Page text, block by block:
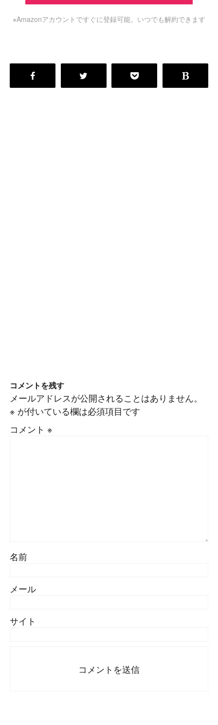
※Amazonアカウントですぐに登録可能。いつでも解約できます
コメントを残す
メールアドレスが公開されることはありません。
※ が付いている欄は必須項目です
コメント ※
名前
メール
サイト